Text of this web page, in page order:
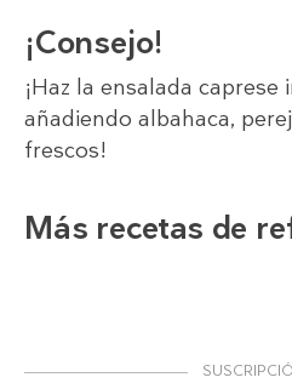
¡Consejo!
¡Haz la ensalada
añadiendo albahaca,
frescos!
Más recetas de